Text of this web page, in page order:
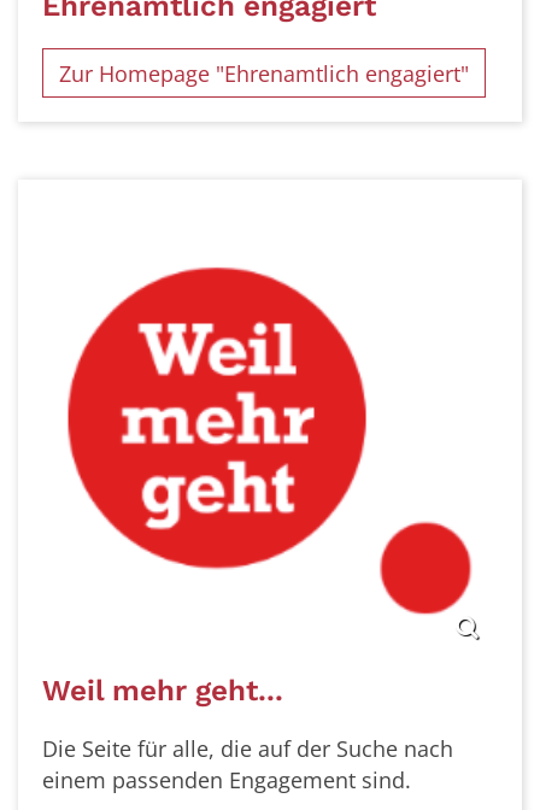
Zur Homepage "Ehrenamtlich engagiert"
Weil mehr geht...
Die Seite für alle, die auf der Suche nach
einem passenden Engagement sind.